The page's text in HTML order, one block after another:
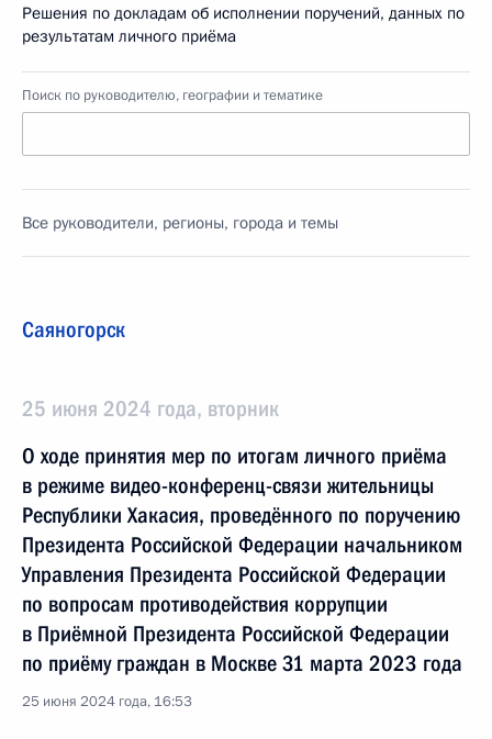
Решения по докладам об исполнении поручений, данных по
результатам личного приёма
Поиск по руководителю, географии и тематике
Все руководители, регионы, города и темы
Саяногорск
25 июня 2024 года, вторник
О ходе принятия мер по итогам личного приёма
в режиме видео-конференц-связи жительницы
Республики Хакасия, проведённого по поручению
Президента Российской Федерации начальником
Управления Президента Российской Федерации
по вопросам противодействия коррупции
в Приёмной Президента Российской Федерации
по приёму граждан в Москве 31 марта 2023 года
25 июня 2024 года, 16:53